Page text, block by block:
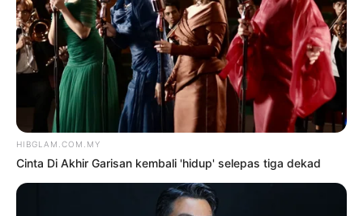
35 tahun bercemara, Exists
kekal band terunggul Malaysia
7 Ogos 2026
Tiket PGLM mula jual 18 Ogos
6 Ogos 2026